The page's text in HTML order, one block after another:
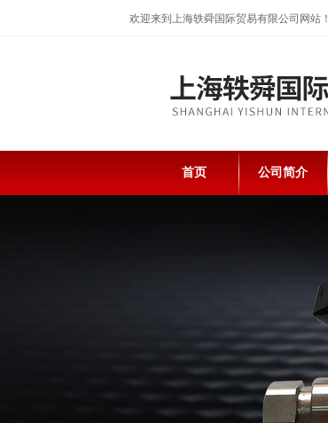
欢迎来到上海轶舜国际贸易有限公司网站！
首页 公司简介